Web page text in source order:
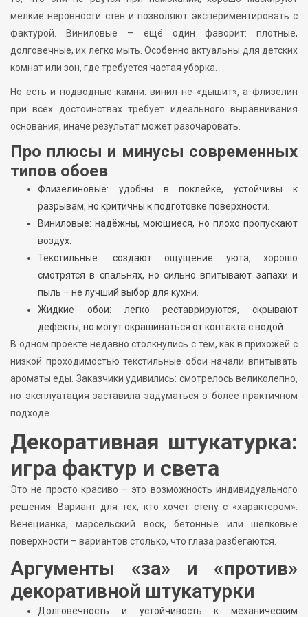
мелкие неровности стен и позволяют экспериментировать с
фактурой. Виниловые – ещё один фаворит: плотные,
долговечные, их легко мыть. Особенно актуальны для детских
комнат или зон, где требуется частая уборка.
Но есть и подводные камни: винил не «дышит», а флизелин
при всех достоинствах требует идеального выравнивания
основания, иначе результат может разочаровать.
Про плюсы и минусы современных
типов обоев
Флизелиновые: удобны в поклейке, устойчивы к
разрывам, но критичны к подготовке поверхности.
Виниловые: надёжны, моющиеся, но плохо пропускают
воздух.
Текстильные: создают ощущение уюта, хорошо
смотрятся в спальнях, но сильно впитывают запахи и
пыль – не лучший выбор для кухни.
Жидкие обои: легко реставрируются, скрывают
дефекты, но могут окрашиваться от контакта с водой.
В одном проекте недавно столкнулись с тем, как в прихожей с
низкой проходимостью текстильные обои начали впитывать
ароматы еды. Заказчики удивились: смотрелось великолепно,
но эксплуатация заставила задуматься о более практичном
подходе.
Декоративная штукатурка:
игра фактур и света
Это не просто красиво – это возможность индивидуального
решения. Вариант для тех, кто хочет стену с «характером».
Венецианка, марсельский воск, бетонные или шелковые
поверхности – вариантов столько, что глаза разбегаются.
Аргументы «за» и «против»
декоративной штукатурки
Долговечность и устойчивость к механическим